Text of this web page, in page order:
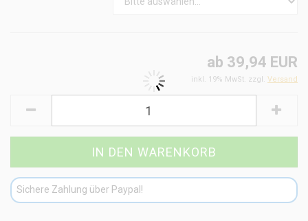
ab 39,94 EUR
inkl. 19% MwSt. zzgl. Versand
Sichere Zahlung über Paypal!